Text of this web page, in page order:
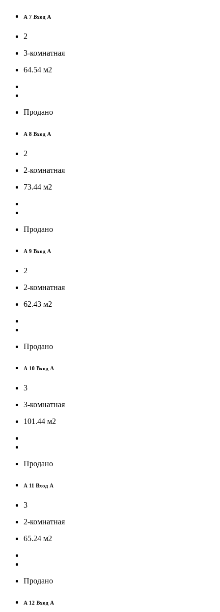
А 7 Вход А
2
3-комнатная
64.54 м2
Продано
А 8 Вход А
2
2-комнатная
73.44 м2
Продано
А 9 Вход А
2
2-комнатная
62.43 м2
Продано
А 10 Вход А
3
3-комнатная
101.44 м2
Продано
А 11 Вход А
3
2-комнатная
65.24 м2
Продано
А 12 Вход А